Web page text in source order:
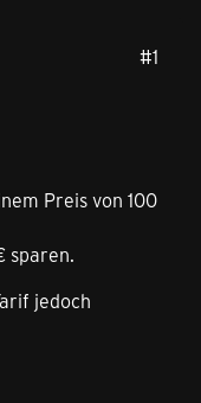
#1
Preis von 100
sparen.
jedoch